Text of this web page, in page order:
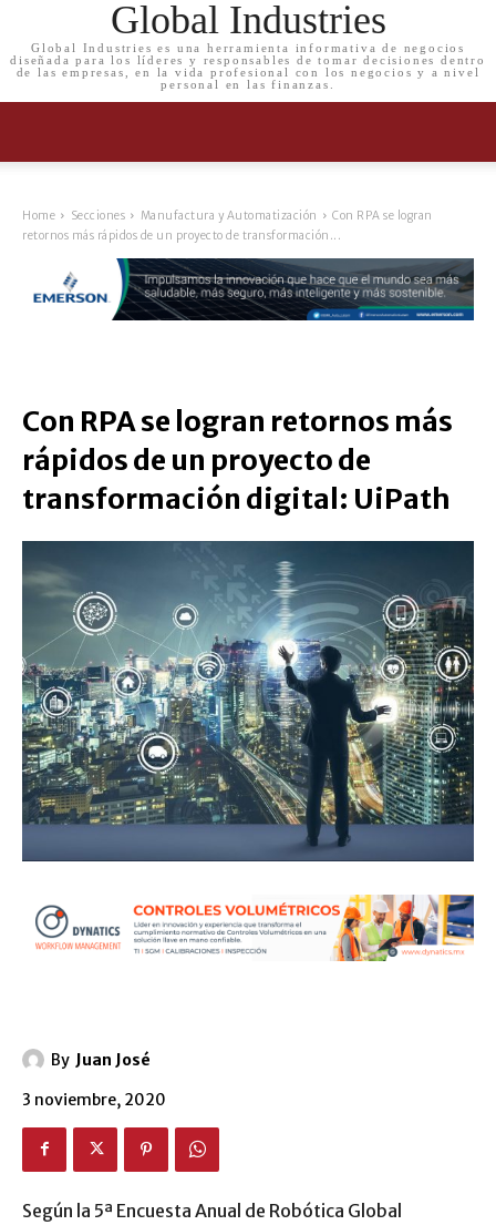
Global Industries
Global Industries es una herramienta informativa de negocios
diseñada para los líderes y responsables de tomar decisiones dentro
de las empresas, en la vida profesional con los negocios y a nivel
personal en las finanzas.
Home Secciones Manufactura y Automatización
Con RPA se logran
retornos más rápidos de un proyecto de transformación...
Con RPA se logran retornos más
rápidos de un proyecto de
transformación digital: UiPath
By Juan José
3 noviembre, 2020
Según la 5ª Encuesta Anual de Robótica Global